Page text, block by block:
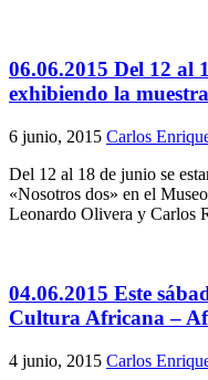
06.06.2015 Del 12 al
exhibiendo la
6 junio, 2015 Carlos
Del 12 al 18 de junio se
«Nosotros dos» en el
Leonardo Olivera y Carlos
04.06.2015 Este
Cultura Africana –
4 junio, 2015 Carlos